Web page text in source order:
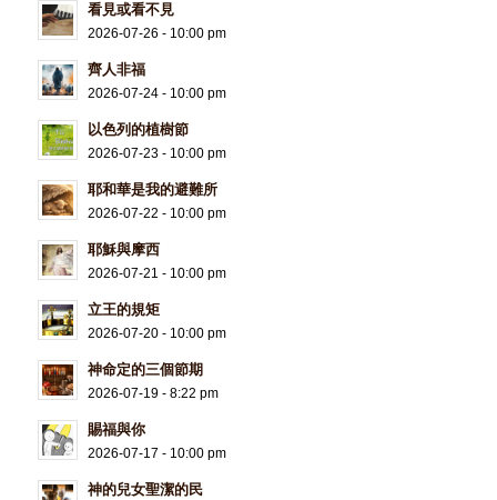
看見或看不見
2026-07-26 - 10:00 pm
齊人非福
2026-07-24 - 10:00 pm
以色列的植樹節
2026-07-23 - 10:00 pm
耶和華是我的避難所
2026-07-22 - 10:00 pm
耶穌與摩西
2026-07-21 - 10:00 pm
立王的規矩
2026-07-20 - 10:00 pm
神命定的三個節期
2026-07-19 - 8:22 pm
賜福與你
2026-07-17 - 10:00 pm
神的兒女聖潔的民